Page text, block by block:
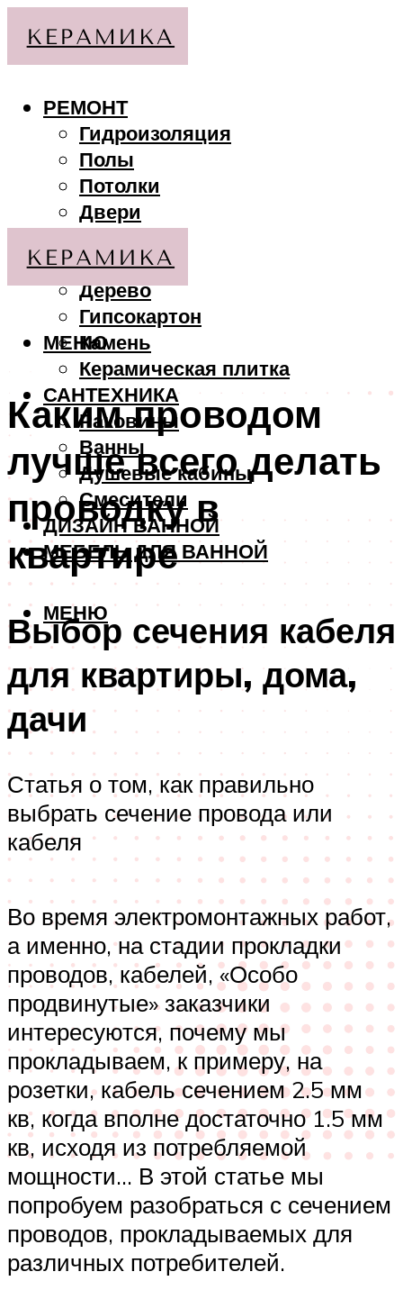
РЕМОНТ
Гидроизоляция
Полы
Потолки
Двери
МАТЕРИАЛЫ
Дерево
Гипсокартон
Камень
Керамическая плитка
САНТЕХНИКА
Раковины
Ванны
Душевые кабины
Смесители
ДИЗАЙН ВАННОЙ
МЕБЕЛЬ ДЛЯ ВАННОЙ
МЕНЮ
МЕНЮ
Каким проводом
лучше всего делать
проводку в
квартире
Выбор сечения кабеля
для квартиры, дома,
дачи
Статья о том, как правильно
выбрать сечение провода или
кабеля
Во время электромонтажных работ,
а именно, на стадии прокладки
проводов, кабелей, «Особо
продвинутые» заказчики
интересуются, почему мы
прокладываем, к примеру, на
розетки, кабель сечением 2.5 мм
кв, когда вполне достаточно 1.5 мм
кв, исходя из потребляемой
мощности… В этой статье мы
попробуем разобраться с сечением
проводов, прокладываемых для
различных потребителей.